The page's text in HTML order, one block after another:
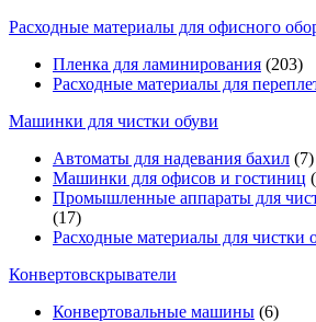
Расходные материалы для офисного
Пленка для ламинирования (203)
Расходные материалы для
Машинки для чистки обуви
Автоматы для надевания бахил (7)
Машинки для офисов и гостиниц
Промышленные аппараты для
(17)
Расходные материалы для чистки
Конвертовскрыватели
Конвертовальные машины (6)